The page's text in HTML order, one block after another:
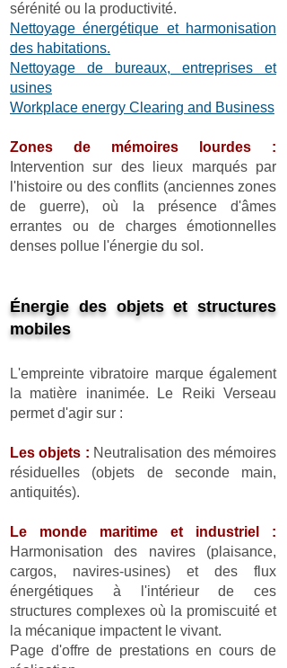
sérénité ou la productivité.
Nettoyage énergétique et harmonisation
des habitations.
Nettoyage de bureaux, entreprises et
usines
Workplace energy Clearing and Business
Zones de mémoires lourdes :
Intervention sur des lieux marqués par
l'histoire ou des conflits (anciennes zones
de guerre), où la présence d'âmes
errantes ou de charges émotionnelles
denses pollue l'énergie du sol.
Énergie des objets et structures
mobiles
L'empreinte vibratoire marque également
la matière inanimée. Le Reiki Verseau
permet d'agir sur :
Les objets : Neutralisation des mémoires
résiduelles (objets de seconde main,
antiquités).
Le monde maritime et industriel :
Harmonisation des navires (plaisance,
cargos, navires-usines) et des flux
énergétiques à l'intérieur de ces
structures complexes où la promiscuité et
la mécanique impactent le vivant.
Page d'offre de prestations en cours de